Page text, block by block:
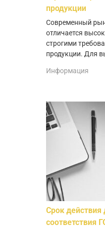
продукции
Современный
отличается
строгими
продукции. Для
Информация
Срок действия
соответствия